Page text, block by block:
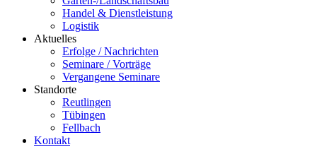
Handel & Dienstleistung
Logistik
Aktuelles
Erfolge / Nachrichten
Seminare / Vorträge
Vergangene Seminare
Standorte
Reutlingen
Tübingen
Fellbach
Kontakt